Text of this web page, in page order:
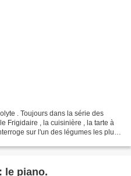
. Toujours dans la série des
Frigidaire , la cuisinière , la tarte à
sur l'un des légumes les plus
le piano.